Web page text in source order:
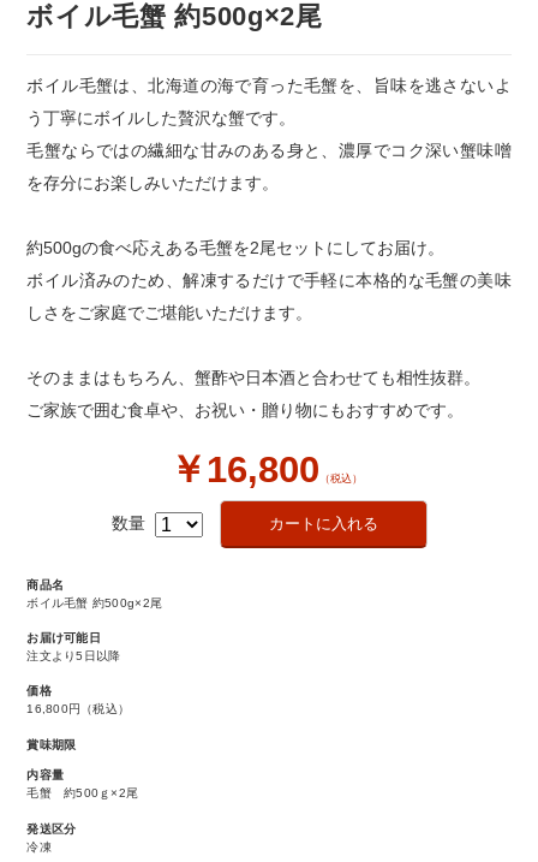
ボイル毛蟹 約500g×2尾
ボイル毛蟹は、北海道の海で育った毛蟹を、旨味を逃さないよ
う丁寧にボイルした贅沢な蟹です。
毛蟹ならではの繊細な甘みのある身と、濃厚でコク深い蟹味噌
を存分にお楽しみいただけます。
約500gの食べ応えある毛蟹を2尾セットにしてお届け。
ボイル済みのため、解凍するだけで手軽に本格的な毛蟹の美味
しさをご家庭でご堪能いただけます。
そのままはもちろん、蟹酢や日本酒と合わせても相性抜群。
ご家族で囲む食卓や、お祝い・贈り物にもおすすめです。
￥16,800 （税込）
数量
商品名
ボイル毛蟹 約500g×2尾
お届け可能日
注文より5日以降
価格
16,800円
（税込）
賞味期限
内容量
毛蟹 約500ｇ×2尾
発送区分
冷凍